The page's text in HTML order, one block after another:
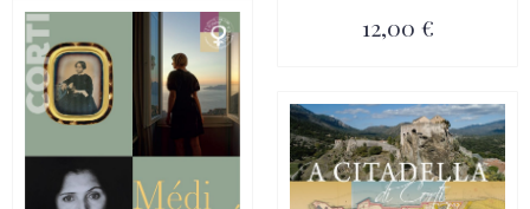
12,00 €